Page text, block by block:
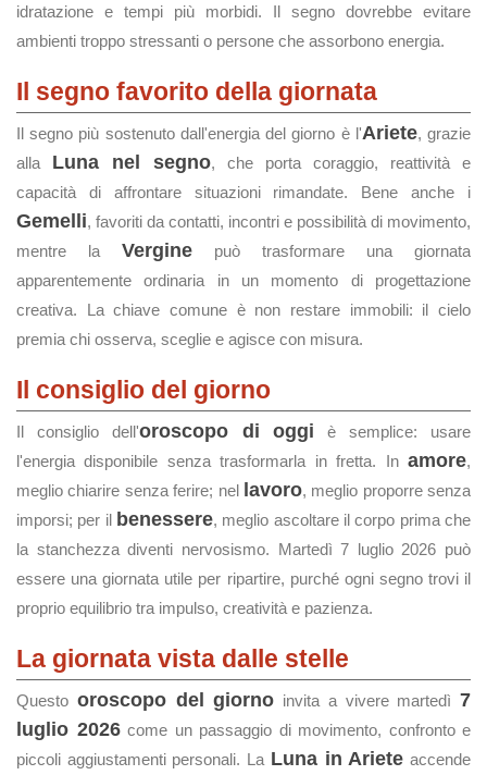
idratazione e tempi più morbidi. Il segno dovrebbe evitare
ambienti troppo stressanti o persone che assorbono energia.
Il segno favorito della giornata
Il segno più sostenuto dall'energia del giorno è l'Ariete, grazie
alla Luna nel segno, che porta coraggio, reattività e
capacità di affrontare situazioni rimandate. Bene anche i
Gemelli, favoriti da contatti, incontri e possibilità di movimento,
mentre la Vergine può trasformare una giornata
apparentemente ordinaria in un momento di progettazione
creativa. La chiave comune è non restare immobili: il cielo
premia chi osserva, sceglie e agisce con misura.
Il consiglio del giorno
Il consiglio dell'oroscopo di oggi è semplice: usare
l'energia disponibile senza trasformarla in fretta. In amore,
meglio chiarire senza ferire; nel lavoro, meglio proporre senza
imporsi; per il benessere, meglio ascoltare il corpo prima che
la stanchezza diventi nervosismo. Martedì 7 luglio 2026 può
essere una giornata utile per ripartire, purché ogni segno trovi il
proprio equilibrio tra impulso, creatività e pazienza.
La giornata vista dalle stelle
Questo oroscopo del giorno invita a vivere martedì 7
luglio 2026come un passaggio di movimento, confronto e
piccoli aggiustamenti personali. La Luna in Ariete accende